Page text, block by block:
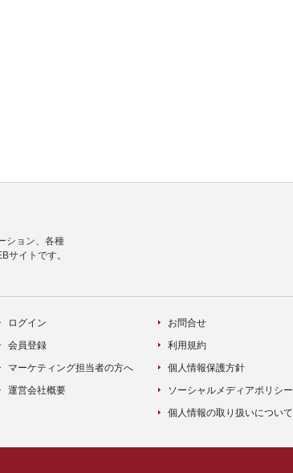
ション、各種
サイトです。
ログイン
会員登録
マーケティング担当者の方へ
運営会社概要
お問合せ
利用規約
個人情報保護方針
ソーシャルメディアポリシー
個人情報の取り扱いについて